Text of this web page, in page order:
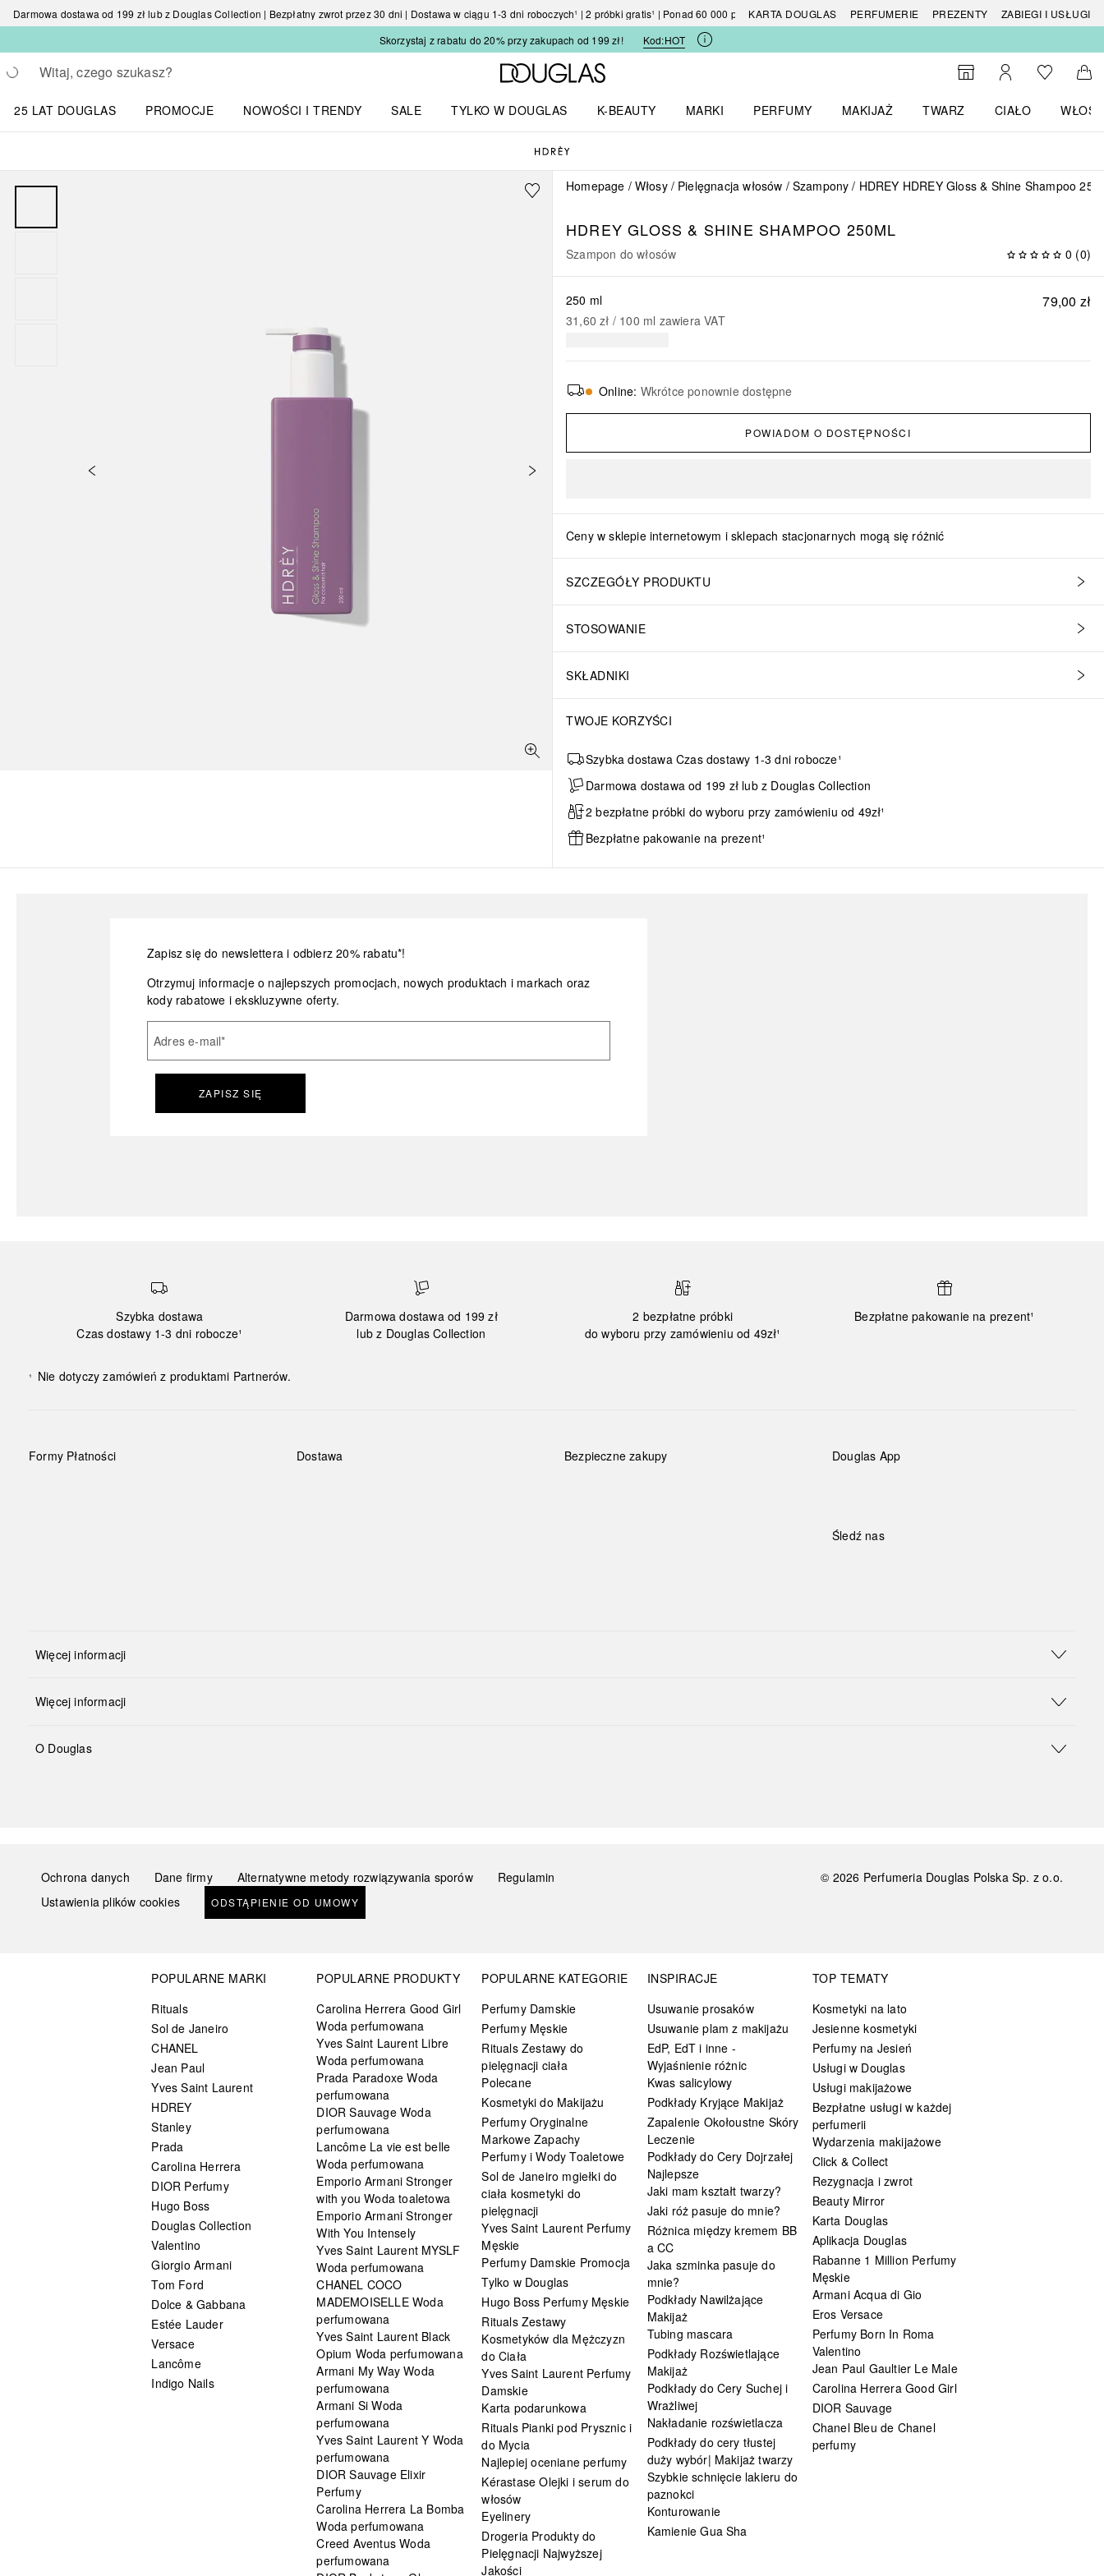
Darmowa dostawa od 199 zł lub z Douglas Collection | Bezpłatny zwrot przez 30 dni | Dostawa w ciągu 1-3 dni roboczych¹ | 2 próbki gratis¹ | Ponad 60 000 produktówKARTA DOUGLAS PERFUMERIE PREZENTY
ZABIEGI I USŁUGI
Skorzystaj z rabatu do 20% przy zakupach od 199 zł!
Kod:HOT
Wracać
Wykonaj wyszukiwanie
Strona główna Douglas
Do wyszukiwarki
Moje kontoDo listyDo
25 LAT DOUGLAS
PROMOCJE
NOWOŚCI I TRENDY
SALE
TYLKO W DOUGLAS
K-BEAUTY
MARKI
PERFUMY
MAKIJAŻ
TWARZ
CIAŁO
WŁOSY
Homepage Włosy Pielęgnacja włosów Szampony HDREY HDREY Gloss & Shine Shampoo
HDREY GLOSS & SHINE SHAMPOO 250ML
Szampon do włosów 0 (0)
79,00 zł
250 ml
31,60 zł / 100 ml zawiera VAT
Online: Wkrótce ponownie dostępne
POWIADOM O DOSTĘPNOŚCI
Ceny w sklepie internetowym i sklepach stacjonarnych mogą się różnić
SZCZEGÓŁY PRODUKTU
STOSOWANIE
SKŁADNIKI
TWOJE KORZYŚCI
Szybka dostawa Czas dostawy 1-3 dni robocze¹
Darmowa dostawa od 199 zł lub z Douglas Collection
2 bezpłatne próbki do wyboru przy zamówieniu od 49zł¹
Bezpłatne pakowanie na prezent¹
Zapisz się do newslettera i odbierz 20% rabatu*!
Otrzymuj informacje o najlepszych promocjach, nowych produktach i markach oraz
kody rabatowe i ekskluzywne oferty.
Adres e-mail*
ZAPISZ SIĘ
Szybka dostawa
Czas dostawy 1-3 dni robocze¹
Darmowa dostawa od 199 zł
lub z Douglas Collection
2 bezpłatne próbki
do wyboru przy zamówieniu od 49zł¹
Bezpłatne pakowanie na prezent¹
¹ Nie dotyczy zamówień z produktami Partnerów.
Formy Płatności Dostawa Bezpieczne zakupy Douglas App
Śledź nas
Więcej informacji
Więcej informacji
O Douglas
Ochrona danych Dane firmy Alternatywne metody rozwiązywania sporów
Regulamin
Ustawienia plików cookies
ODSTĄPIENIE OD UMOWY
© 2026 Perfumeria Douglas Polska Sp. z o.o.
POPULARNE MARKI
Rituals
Sol de Janeiro
CHANEL
Jean Paul
Yves Saint Laurent
HDREY
Stanley
Prada
Carolina Herrera
DIOR Perfumy
Hugo Boss
Douglas Collection
Valentino
Giorgio Armani
Tom Ford
Dolce & Gabbana
Estée Lauder
Versace
Lancôme
Indigo Nails
POPULARNE PRODUKTY
Carolina Herrera Good Girl
Woda perfumowana
Yves Saint Laurent Libre
Woda perfumowana
Prada Paradoxe Woda
perfumowana
DIOR Sauvage Woda
perfumowana
Lancôme La vie est belle
Woda perfumowana
Emporio Armani Stronger
with you Woda toaletowa
Emporio Armani Stronger
With You Intensely
Yves Saint Laurent MYSLF
Woda perfumowana
CHANEL COCO
MADEMOISELLE Woda
perfumowana
Yves Saint Laurent Black
Opium Woda perfumowana
Armani My Way Woda
perfumowana
Armani Si Woda
perfumowana
Yves Saint Laurent Y Woda
perfumowana
DIOR Sauvage Elixir
Perfumy
Carolina Herrera La Bomba
Woda perfumowana
Creed Aventus Woda
perfumowana
POPULARNE KATEGORIE
Perfumy Damskie
Perfumy Męskie
Rituals Zestawy do
pielęgnacji ciała
Polecane
Kosmetyki do Makijażu
Perfumy Oryginalne
Markowe Zapachy
Perfumy i Wody Toaletowe
Sol de Janeiro mgiełki do
ciała kosmetyki do
pielęgnacji
Yves Saint Laurent Perfumy
Męskie
Perfumy Damskie Promocja
Tylko w Douglas
Hugo Boss Perfumy Męskie
Rituals Zestawy
Kosmetyków dla Mężczyzn
do Ciała
Yves Saint Laurent Perfumy
Damskie
Karta podarunkowa
Rituals Pianki pod Prysznic i
do Mycia
Najlepiej oceniane perfumy
Kérastase Olejki i serum do
włosów
Eyelinery
Drogeria Produkty do
Pielęgnacji Najwyższej
Jakości
INSPIRACJE
Usuwanie prosaków
Usuwanie plam z makijażu
EdP, EdT i inne -
Wyjaśnienie różnic
Kwas salicylowy
Podkłady Kryjące Makijaż
Zapalenie Okołoustne Skóry
Leczenie
Podkłady do Cery Dojrzałej
Najlepsze
Jaki mam kształt twarzy?
Jaki róż pasuje do mnie?
Różnica między kremem BB
a CC
Jaka szminka pasuje do
mnie?
Podkłady Nawilżające
Makijaż
Tubing mascara
Podkłady Rozświetlające
Makijaż
Podkłady do Cery Suchej i
Wrażliwej
Nakładanie rozświetlacza
Podkłady do cery tłustej
duży wybór| Makijaż twarzy
Szybkie schnięcie lakieru do
paznokci
Konturowanie
Kamienie Gua Sha
TOP TEMATY
Kosmetyki na lato
Jesienne kosmetyki
Perfumy na Jesień
Usługi w Douglas
Usługi makijażowe
Bezpłatne usługi w każdej
perfumerii
Wydarzenia makijażowe
Click & Collect
Rezygnacja i zwrot
Beauty Mirror
Karta Douglas
Aplikacja Douglas
Rabanne 1 Million Perfumy
Męskie
Armani Acqua di Gio
Eros Versace
Perfumy Born In Roma
Valentino
Jean Paul Gaultier Le Male
Carolina Herrera Good Girl
DIOR Sauvage
Chanel Bleu de Chanel
perfumy